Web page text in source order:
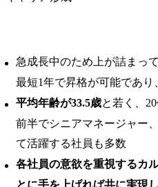
急成長中のため上が詰まっ
最短1年で昇格が可能であり
平均年齢が33.5歳と若く、
前半でシニアマネージャー
て活躍する社員も多数
各社員の意欲を重視するカ
とに手を上げれば共に実現